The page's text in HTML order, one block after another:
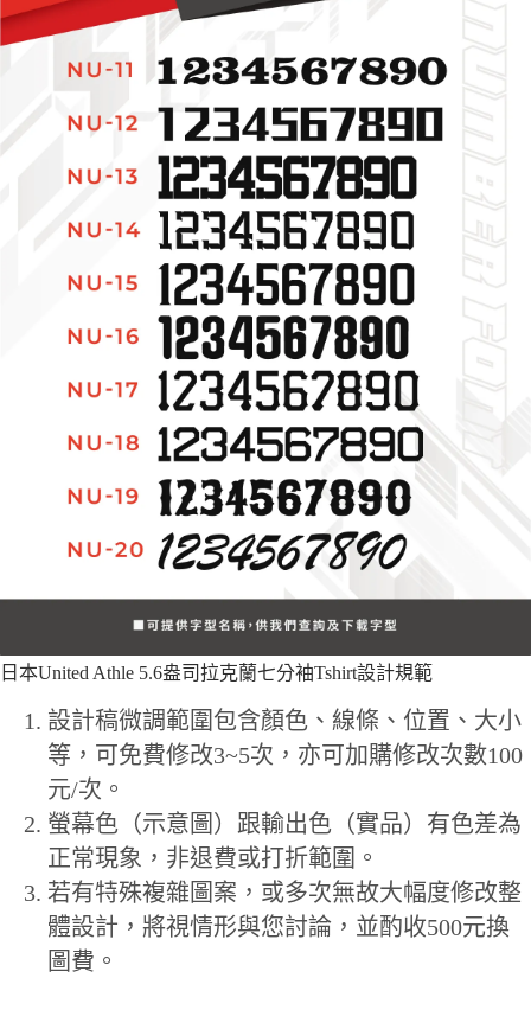
日本United Athle 5.6盎司拉克蘭七分袖Tshirt設計規範
設計稿微調範圍包含顏色、線條、位置、大小
等，可免費修改3~5次，亦可加購修改次數100
元/次。
螢幕色（示意圖）跟輸出色（實品）有色差為
正常現象，非退費或打折範圍。
若有特殊複雜圖案，或多次無故大幅度修改整
體設計，將視情形與您討論，並酌收500元換
圖費。